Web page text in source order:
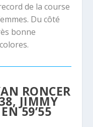
de la course
Du côté
bonne
RONCER
JIMMY
59’55